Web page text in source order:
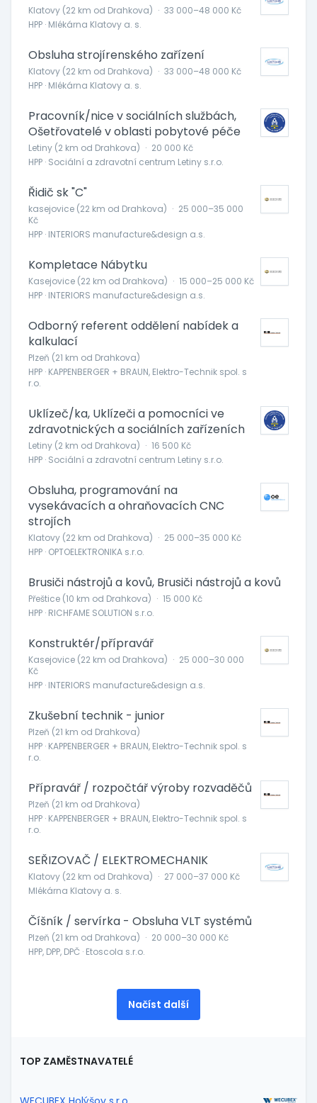
Klatovy (22 km od Drahkova) · 33 000–48 000 Kč
HPP · Mlékárna Klatovy a. s.
Obsluha strojírenského zařízení
Klatovy (22 km od Drahkova) · 33 000–48 000 Kč
HPP · Mlékárna Klatovy a. s.
Pracovník/nice v sociálních službách,
Ošetřovatelé v oblasti pobytové péče
Letiny (2 km od Drahkova) · 20 000 Kč
HPP · Sociální a zdravotní centrum Letiny s.r.o.
Řidič sk "C"
kasejovice (22 km od Drahkova) · 25 000–35 000
Kč
HPP · INTERIORS manufacture&design a.s.
Kompletace Nábytku
Kasejovice (22 km od Drahkova) · 15 000–25 000 Kč
HPP · INTERIORS manufacture&design a.s.
Odborný referent oddělení nabídek a
kalkulací
Plzeň (21 km od Drahkova)
HPP · KAPPENBERGER + BRAUN, Elektro-Technik spol. s
r.o.
Uklízeč/ka, Uklízeči a pomocníci ve
zdravotnických a sociálních zařízeních
Letiny (2 km od Drahkova) · 16 500 Kč
HPP · Sociální a zdravotní centrum Letiny s.r.o.
Obsluha, programování na
vysekávacích a ohraňovacích CNC
strojích
Klatovy (22 km od Drahkova) · 25 000–35 000 Kč
HPP · OPTOELEKTRONIKA s.r.o.
Brusiči nástrojů a kovů, Brusiči nástrojů a kovů
Přeštice (10 km od Drahkova) · 15 000 Kč
HPP · RICHFAME SOLUTION s.r.o.
Konstruktér/přípravář
Kasejovice (22 km od Drahkova) · 25 000–30 000
Kč
HPP · INTERIORS manufacture&design a.s.
Zkušební technik - junior
Plzeň (21 km od Drahkova)
HPP · KAPPENBERGER + BRAUN, Elektro-Technik spol. s
r.o.
Přípravář / rozpočtář výroby rozvaděčů
Plzeň (21 km od Drahkova)
HPP · KAPPENBERGER + BRAUN, Elektro-Technik spol. s
r.o.
SEŘIZOVAČ / ELEKTROMECHANIK
Klatovy (22 km od Drahkova) · 27 000–37 000 Kč
Mlékárna Klatovy a. s.
Číšník / servírka - Obsluha VLT systémů
Plzeň (21 km od Drahkova) · 20 000–30 000 Kč
HPP, DPP, DPČ · Etoscola s.r.o.
Načíst další
TOP ZAMĚSTNAVATELÉ